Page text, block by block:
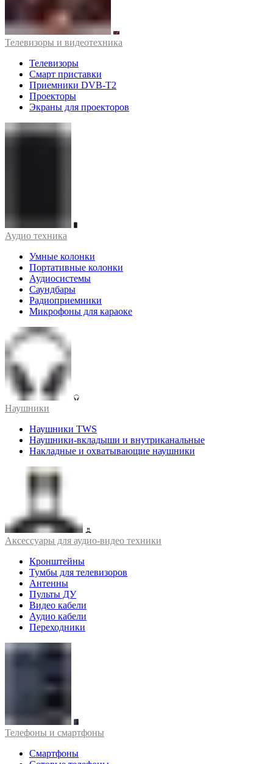
Телевизоры и видеотехника
Телевизоры
Смарт приставки
Приемники DVB-T2
Проекторы
Экраны для проекторов
Аудио техника
Умные колонки
Портативные колонки
Аудиосистемы
Саундбары
Радиоприемники
Микрофоны для караоке
Наушники
Наушники TWS
Наушники-вкладыши и внутриканальные
Накладные и охватывающие наушники
Аксессуары для аудио-видео техники
Кронштейны
Тумбы для телевизоров
Антенны
Пульты ДУ
Видео кабели
Аудио кабели
Переходники
Телефоны и смартфоны
Смартфоны